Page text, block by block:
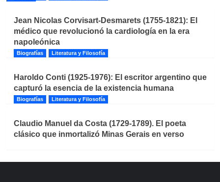
Jean Nicolas Corvisart-Desmarets (1755-1821): El
médico que revolucionó la cardiología en la era
napoleónica
Biografías Literatura y Filosofía
Haroldo Conti (1925-1976): El escritor argentino que
capturó la esencia de la existencia humana
Biografías Literatura y Filosofía
Claudio Manuel da Costa (1729-1789). El poeta
clásico que inmortalizó Minas Gerais en verso